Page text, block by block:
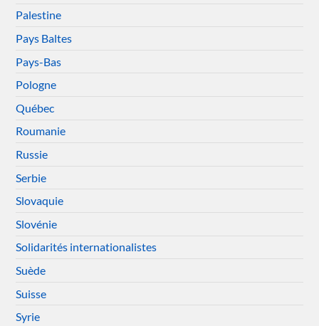
Palestine
Pays Baltes
Pays-Bas
Pologne
Québec
Roumanie
Russie
Serbie
Slovaquie
Slovénie
Solidarités internationalistes
Suède
Suisse
Syrie